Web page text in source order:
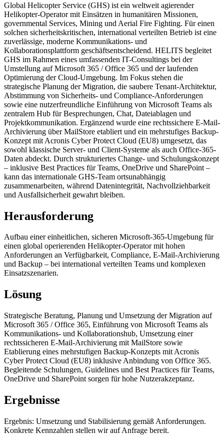
Global Helicopter Service (GHS) ist ein weltweit agierender
Helikopter-Operator mit Einsätzen in humanitären Missionen,
governmental Services, Mining und Aerial Fire Fighting. Für einen
solchen sicherheitskritischen, international verteilten Betrieb ist eine
zuverlässige, moderne Kommunikations- und
Kollaborationsplattform geschäftsentscheidend. HELITS begleitet
GHS im Rahmen eines umfassenden IT-Consultings bei der
Umstellung auf Microsoft 365 / Office 365 und der laufenden
Optimierung der Cloud-Umgebung. Im Fokus stehen die
strategische Planung der Migration, die saubere Tenant-Architektur,
Abstimmung von Sicherheits- und Compliance-Anforderungen
sowie eine nutzerfreundliche Einführung von Microsoft Teams als
zentralem Hub für Besprechungen, Chat, Dateiablagen und
Projektkommunikation. Ergänzend wurde eine rechtssichere E-Mail-
Archivierung über MailStore etabliert und ein mehrstufiges Backup-
Konzept mit Acronis Cyber Protect Cloud (EU8) umgesetzt, das
sowohl klassische Server- und Client-Systeme als auch Office-365-
Daten abdeckt. Durch strukturiertes Change- und Schulungskonzept
– inklusive Best Practices für Teams, OneDrive und SharePoint –
kann das internationale GHS-Team ortsunabhängig
zusammenarbeiten, während Datenintegrität, Nachvollziehbarkeit
und Ausfallsicherheit gewahrt bleiben.
Herausforderung
Aufbau einer einheitlichen, sicheren Microsoft-365-Umgebung für
einen global operierenden Helikopter-Operator mit hohen
Anforderungen an Verfügbarkeit, Compliance, E-Mail-Archivierung
und Backup – bei international verteilten Teams und komplexen
Einsatzszenarien.
Lösung
Strategische Beratung, Planung und Umsetzung der Migration auf
Microsoft 365 / Office 365, Einführung von Microsoft Teams als
Kommunikations- und Kollaborationshub, Umsetzung einer
rechtssicheren E-Mail-Archivierung mit MailStore sowie
Etablierung eines mehrstufigen Backup-Konzepts mit Acronis
Cyber Protect Cloud (EU8) inklusive Anbindung von Office 365.
Begleitende Schulungen, Guidelines und Best Practices für Teams,
OneDrive und SharePoint sorgen für hohe Nutzerakzeptanz.
Ergebnisse
Ergebnis: Umsetzung und Stabilisierung gemäß Anforderungen.
Konkrete Kennzahlen stellen wir auf Anfrage bereit.